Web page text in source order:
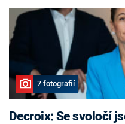
7 fotografií
Decroix: Se svoločí